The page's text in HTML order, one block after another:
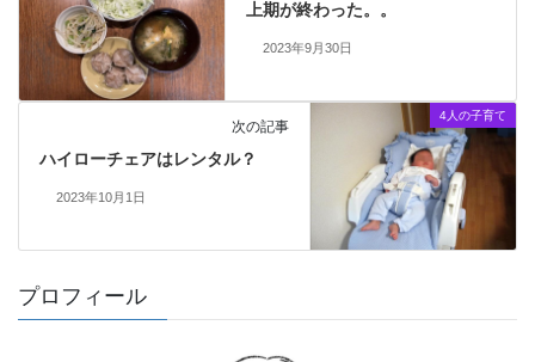
上期が終わった。。
2023年9月30日
4人の子育て
次の記事
ハイローチェアはレンタル？
2023年10月1日
プロフィール